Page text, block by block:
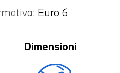
Euro 6
Dimensioni